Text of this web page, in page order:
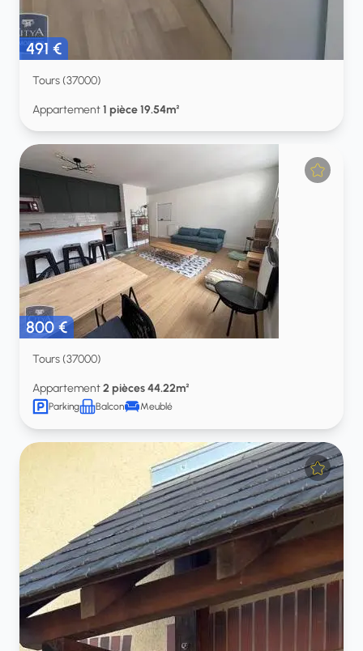
491 €
Tours (37000)
Appartement1 pièce 19.54m²
800 €
Tours (37000)
Appartement2 pièces 44.22m²
Parking Balcon Meublé